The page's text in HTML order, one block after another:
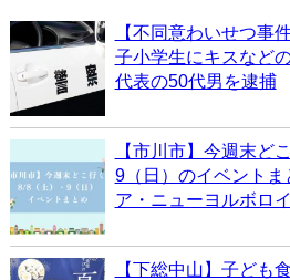
【不同意わいせつ事
子小学生にキスなど
代表の50代男を逮捕
【市川市】今週末ど
9（日）のイベントま
ア・ニューヨルボロ
【下総中山】子ども